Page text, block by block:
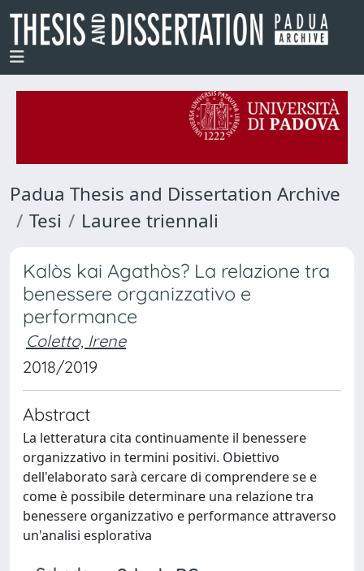
Padua Thesis and Dissertation Archive
Tesi
Lauree triennali
Kalòs kai Agathòs? La relazione tra
benessere organizzativo e
performance
Coletto, Irene
2018/2019
Abstract
La letteratura cita continuamente il benessere
organizzativo in termini positivi. Obiettivo
dell'elaborato sarà cercare di comprendere se e
come è possibile determinare una relazione tra
benessere organizzativo e performance attraverso
un'analisi esplorativa